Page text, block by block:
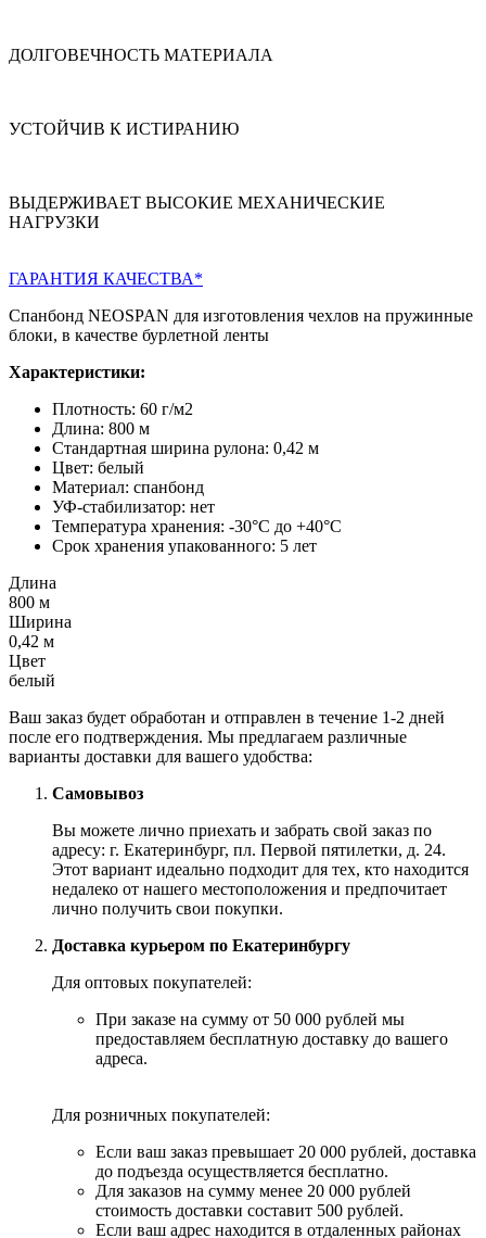
ДОЛГОВЕЧНОСТЬ МАТЕРИАЛА
УСТОЙЧИВ К ИСТИРАНИЮ
ВЫДЕРЖИВАЕТ ВЫСОКИЕ МЕХАНИЧЕСКИЕ
НАГРУЗКИ
ГАРАНТИЯ КАЧЕСТВА*
Спанбонд NEOSPAN для изготовления чехлов на пружинные
блоки, в качестве бурлетной ленты
Характеристики:
Плотность: 60 г/м2
Длина: 800 м
Стандартная ширина рулона: 0,42 м
Цвет: белый
Материал: спанбонд
УФ-стабилизатор: нет
Температура хранения: -30°C до +40°C
Срок хранения упакованного: 5 лет
Длина
800 м
Ширина
0,42 м
Цвет
белый
Ваш заказ будет обработан и отправлен в течение 1-2 дней
после его подтверждения. Мы предлагаем различные
варианты доставки для вашего удобства:
Самовывоз
Вы можете лично приехать и забрать свой заказ по
адресу: г. Екатеринбург, пл. Первой пятилетки, д. 24.
Этот вариант идеально подходит для тех, кто находится
недалеко от нашего местоположения и предпочитает
лично получить свои покупки.
Доставка курьером по Екатеринбургу
Для оптовых покупателей:
При заказе на сумму от 50 000 рублей мы
предоставляем бесплатную доставку до вашего
адреса.
Для розничных покупателей:
Если ваш заказ превышает 20 000 рублей, доставка
до подъезда осуществляется бесплатно.
Для заказов на сумму менее 20 000 рублей
стоимость доставки составит 500 рублей.
Если ваш адрес находится в отдаленных районах